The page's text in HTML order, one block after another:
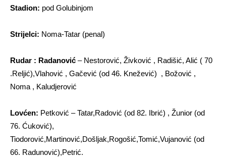
Stadion: pod Golubinjom
Strijelci: Noma-Tatar (penal)
Rudar : Radanović – Nestorović, Živković , Radišić, Alić ( 70
.Reljić),Vlahović , Gačević (od 46. Knežević) , Božović ,
Noma , Kaludjerović
Lovćen: Petković – Tatar,Radović (od 82. Ibrić) , Žunior (od
76. Ćuković),
Tiodorović,Martinović,Došljak,Rogošić,Tomić,Vujanović (od
66. Radunović),Petrić.